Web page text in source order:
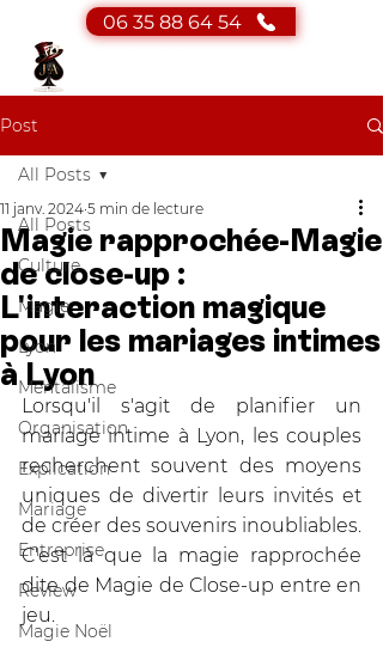
06 35 88 64 54
Post
All Posts
Culture
Magie
Lyon
Mentalisme
Organisation
Explication
Mariage
Entreprise
Review
Magie Noël
All Posts
Magie rapprochée-Magie
de close-up :
L'interaction magique
pour les mariages intimes
à Lyon
11 janv. 2024 5 min de lecture
Lorsqu'il s'agit de planifier un
mariage intime à Lyon, les couples
recherchent souvent des moyens
uniques de divertir leurs invités et
de créer des souvenirs inoubliables.
C'est là que la magie rapprochée
dite de Magie de Close-up entre en
jeu.